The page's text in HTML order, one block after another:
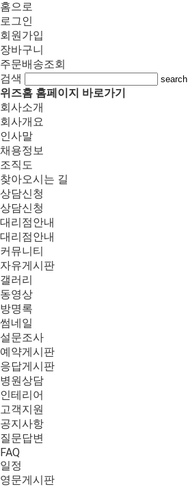
홈으로
로그인
회원가입
장바구니
주문배송조회
검색
search
위즈홈 홈페이지 바로가기
회사소개
회사개요
인사말
채용정보
조직도
찾아오시는 길
상담신청
상담신청
대리점안내
대리점안내
커뮤니티
자유게시판
갤러리
동영상
방명록
썸네일
설문조사
예약게시판
응답게시판
병원상담
인테리어
고객지원
공지사항
질문답변
FAQ
일정
영문게시판